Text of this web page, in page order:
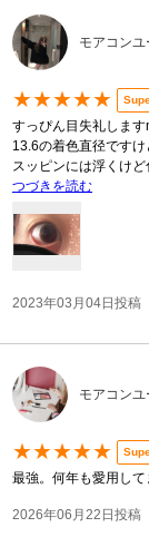
モアコン
★★★★★
すっぴん目失礼しま
13.6の着色直径です
スッピンには浮くけ
つづきを読む
2023年03月04日投稿
モアコン
★★★★★
最強。何年も愛用して
2026年06月22日投稿